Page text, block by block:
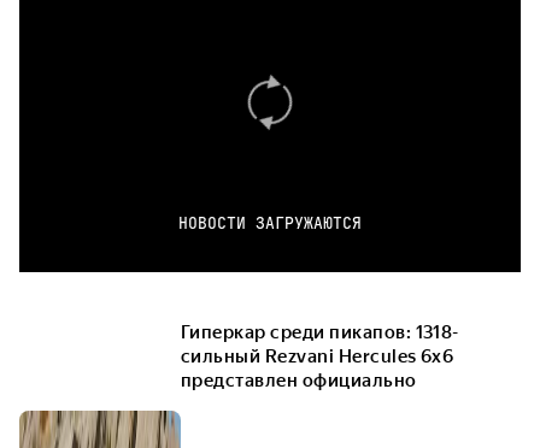
НОВОСТИ ЗАГРУЖАЮТСЯ
Гиперкар среди пикапов: 1318-
сильный Rezvani Hercules 6x6
представлен официально